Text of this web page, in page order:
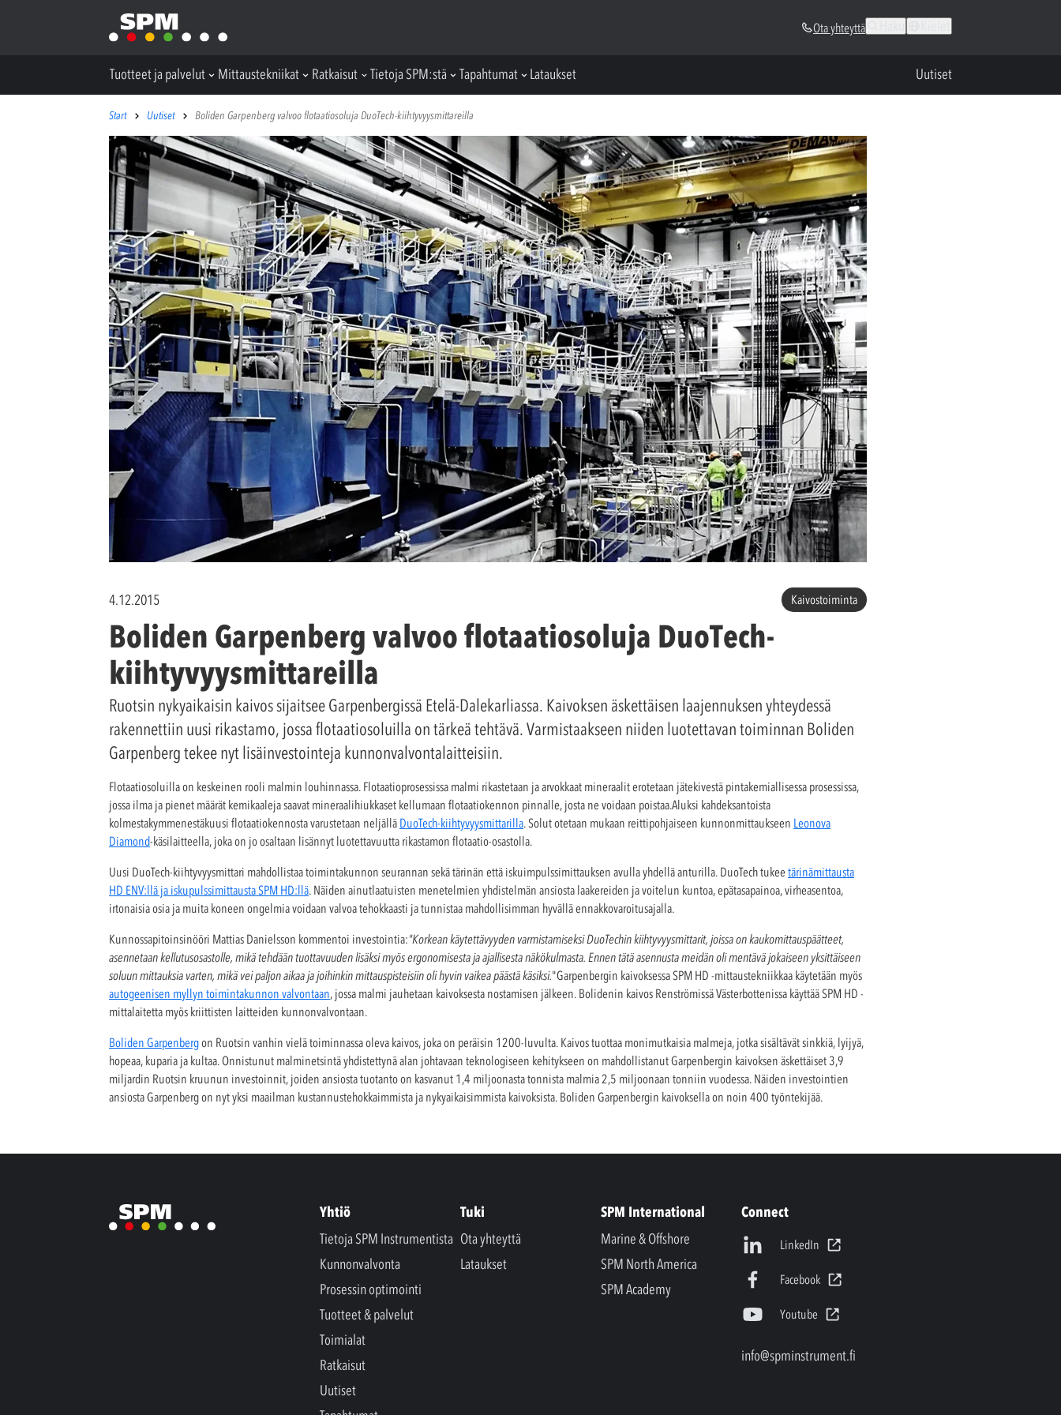
Ota yhteyttä
Tuotteet ja palvelut Mittaustekniikat Ratkaisut Tietoja SPM:stä Tapahtumat Lataukset Uutiset
Start Uutiset Boliden Garpenberg valvoo flotaatiosoluja DuoTech-kiihtyvyysmittareilla
4.12.2015 Kaivostoiminta
Boliden Garpenberg valvoo flotaatiosoluja DuoTech-
kiihtyvyysmittareilla
Ruotsin nykyaikaisin kaivos sijaitsee Garpenbergissä Etelä-Dalekarliassa. Kaivoksen äskettäisen laajennuksen yhteydessä
rakennettiin uusi rikastamo, jossa flotaatiosoluilla on tärkeä tehtävä. Varmistaakseen niiden luotettavan toiminnan Boliden
Garpenberg tekee nyt lisäinvestointeja kunnonvalvontalaitteisiin.
Flotaatiosoluilla on keskeinen rooli malmin louhinnassa. Flotaatioprosessissa malmi rikastetaan ja arvokkaat mineraalit erotetaan jätekivestä pintakemiallisessa prosessissa,
jossa ilma ja pienet määrät kemikaaleja saavat mineraalihiukkaset kellumaan flotaatiokennon pinnalle, josta ne voidaan poistaa.Aluksi kahdeksantoista
kolmestakymmenestäkuusi flotaatiokennosta varustetaan neljällä DuoTech-kiihtyvyysmittarilla. Solut otetaan mukaan reittipohjaiseen kunnonmittaukseen Leonova
Diamond-käsilaitteella, joka on jo osaltaan lisännyt luotettavuutta rikastamon flotaatio-osastolla.
Uusi DuoTech-kiihtyvyysmittari mahdollistaa toimintakunnon seurannan sekä tärinän että iskuimpulssimittauksen avulla yhdellä anturilla. DuoTech tukee tärinämittausta
HD ENV:llä ja iskupulssimittausta SPM HD:llä. Näiden ainutlaatuisten menetelmien yhdistelmän ansiosta laakereiden ja voitelun kuntoa, epätasapainoa, virheasentoa,
irtonaisia osia ja muita koneen ongelmia voidaan valvoa tehokkaasti ja tunnistaa mahdollisimman hyvällä ennakkovaroitusajalla.
Kunnossapitoinsinööri Mattias Danielsson kommentoi investointia:"Korkean käytettävyyden varmistamiseksi DuoTechin kiihtyvyysmittarit, joissa on kaukomittauspäätteet,
asennetaan kellutusosastolle, mikä tehdään tuottavuuden lisäksi myös ergonomisesta ja ajallisesta näkökulmasta. Ennen tätä asennusta meidän oli mentävä jokaiseen yksittäiseen
soluun mittauksia varten, mikä vei paljon aikaa ja joihinkin mittauspisteisiin oli hyvin vaikea päästä käsiksi."Garpenbergin kaivoksessa SPM HD -mittaustekniikkaa käytetään myös
autogeenisen myllyn toimintakunnon valvontaan, jossa malmi jauhetaan kaivoksesta nostamisen jälkeen. Bolidenin kaivos Renströmissä Västerbottenissa käyttää SPM HD -
mittalaitetta myös kriittisten laitteiden kunnonvalvontaan.
Boliden Garpenbergon Ruotsin vanhin vielä toiminnassa oleva kaivos, joka on peräisin 1200-luvulta. Kaivos tuottaa monimutkaisia malmeja, jotka sisältävät sinkkiä, lyijyä,
hopeaa, kuparia ja kultaa. Onnistunut malminetsintä yhdistettynä alan johtavaan teknologiseen kehitykseen on mahdollistanut Garpenbergin kaivoksen äskettäiset 3,9
miljardin Ruotsin kruunun investoinnit, joiden ansiosta tuotanto on kasvanut 1,4 miljoonasta tonnista malmia 2,5 miljoonaan tonniin vuodessa. Näiden investointien
ansiosta Garpenberg on nyt yksi maailman kustannustehokkaimmista ja nykyaikaisimmista kaivoksista. Boliden Garpenbergin kaivoksella on noin 400 työntekijää.
Yhtiö
Tietoja SPM Instrumentista
Kunnonvalvonta
Prosessin optimointi
Tuotteet & palvelut
Toimialat
Ratkaisut
Uutiset
Tuki
Ota yhteyttä
Lataukset
SPM International
Marine & Offshore
SPM North America
SPM Academy
Connect
LinkedIn
Facebook
Youtube
info@spminstrument.fi